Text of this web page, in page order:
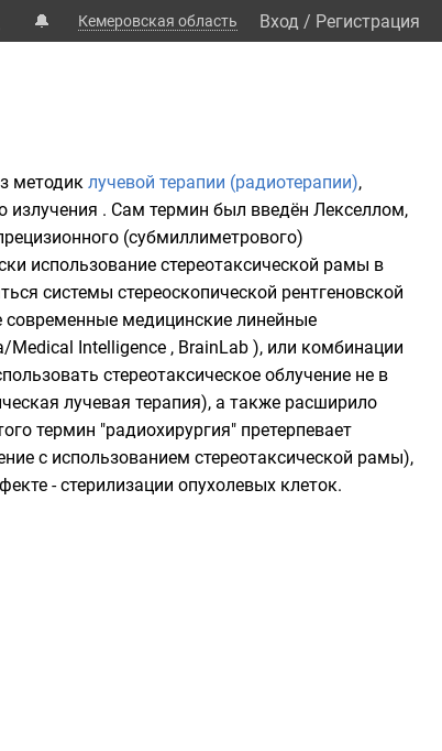
🔔 Кемеровская область Вход / Регистрация
методик лучевой терапии (радиотерапии),
. Сам термин был введён Лекселлом,
(субмиллиметрового)
использование стереотаксической рамы в
системы стереоскопической рентгеновской
современные медицинские линейные
Intelligence , BrainLab ), или комбинации
стереотаксическое облучение не в
лучевая терапия), а также расширило
термин "радиохирургия" претерпевает
с использованием стереотаксической рамы),
- стерилизации опухолевых клеток.